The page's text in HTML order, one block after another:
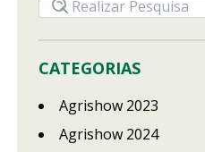
CATEGORIAS
Agrishow 2023
Agrishow 2024